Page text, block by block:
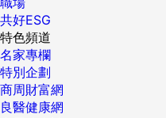
化。 該大獎賽的特點是，除了獎勵設計師本人1萬英鎊之外，
還會向其畢業學校捐贈1萬
獎或二等獎的人進入戴森公
人才培養的角度促進設計工
高橋美禮，《日經設計》） 〔宗旨與目的〕 每年在18個國家
舉辦，旨在鼓勵和培養新一代設計工
共好ESG
特色頻道
名家專欄
特別企劃
商周財富網
良醫健康網